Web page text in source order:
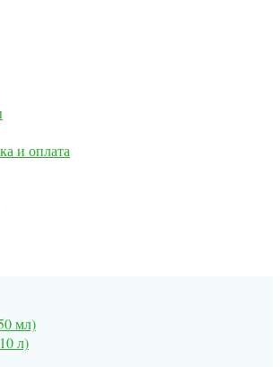
и оплата
мл)
л)